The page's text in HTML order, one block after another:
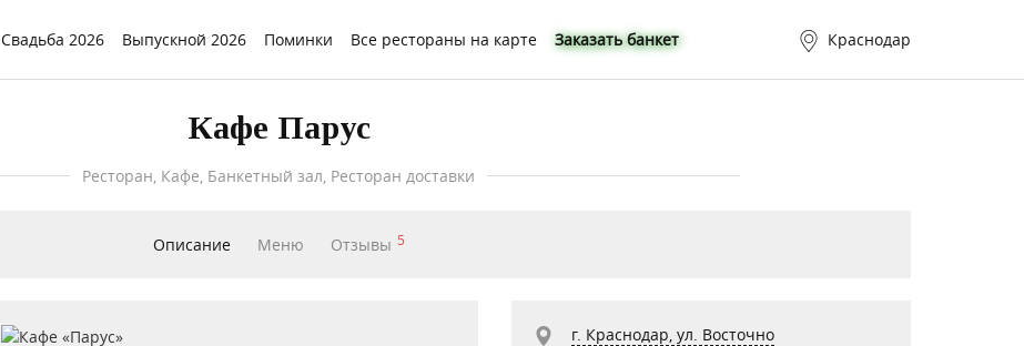
Свадьба 2026 Выпускной 2026 Поминки Все рестораны на карте Заказать банкет Краснодар
Кафе Парус
Ресторан, Кафе, Банкетный зал, Ресторан доставки
Описание Меню Отзывы 5
г. Краснодар, ул. Восточно